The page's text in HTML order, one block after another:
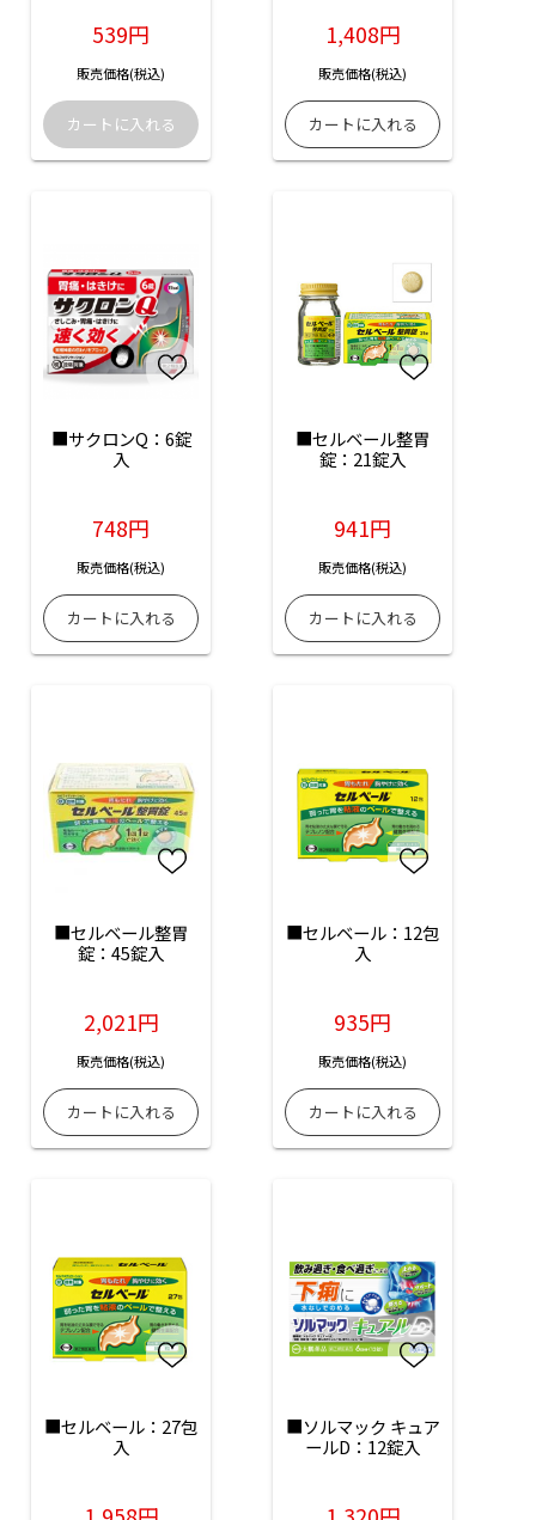
ル確認後の発送とな
ります）
539円
販売価格(税込)
1,408円
販売価格(税込)
■サクロンQ：6錠
入
748円
販売価格(税込)
■セルベール整胃
錠：21錠入
941円
販売価格(税込)
■セルベール整胃
錠：45錠入
2,021円
販売価格(税込)
■セルベール：12包
入
935円
販売価格(税込)
■セルベール：27包
入
■ソルマック キュア
ールD：12錠入